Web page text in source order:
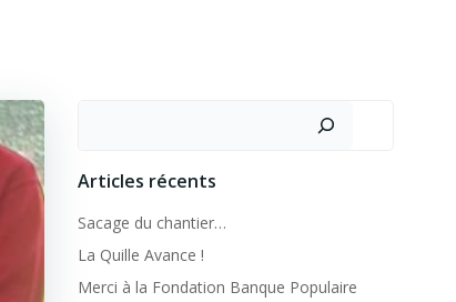
Articles récents
Sacage du chantier…
La Quille Avance !
Merci à la Fondation Banque Populaire